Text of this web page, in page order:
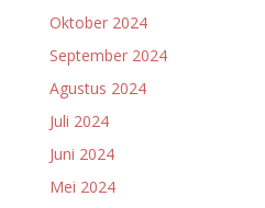
Oktober 2024
September 2024
Agustus 2024
Juli 2024
Juni 2024
Mei 2024